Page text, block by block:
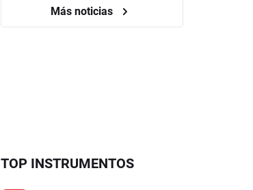
Más noticias
TOP INSTRUMENTOS